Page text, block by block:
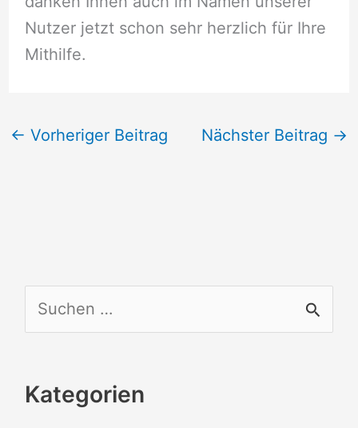
Nutzer jetzt schon sehr herzlich für Ihre
Mithilfe.
← Vorheriger Beitrag Nächster Beitrag →
u
h
Kategorien